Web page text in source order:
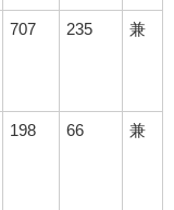
707 235 兼
198 66 兼